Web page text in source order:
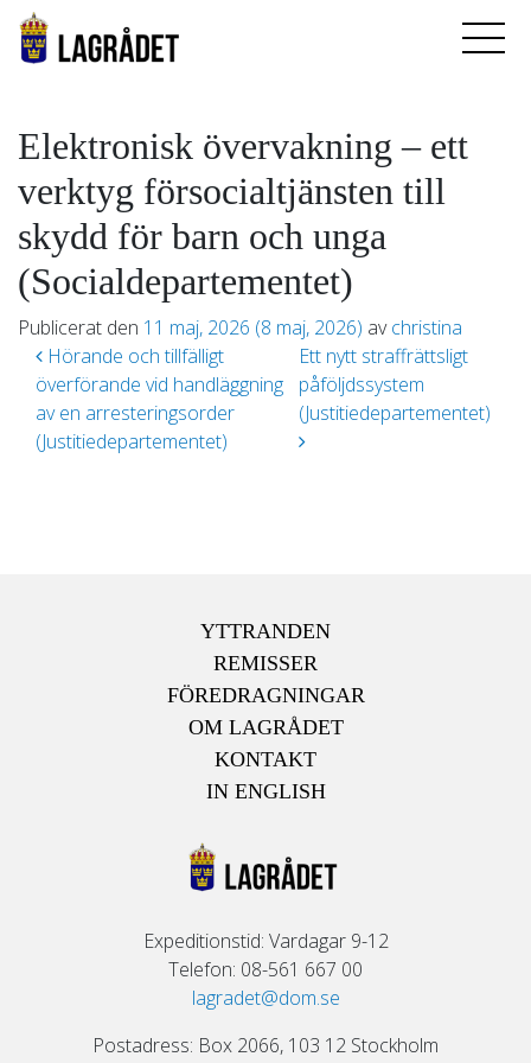
Elektronisk övervakning – ett
verktyg försocialtjänsten till
skydd för barn och unga
(Socialdepartementet)
Publicerat den 11 maj, 2026 (8 maj, 2026) av christina
Inläggsnavigering
Hörande och tillfälligt
överförande vid handläggning
av en arresteringsorder
(Justitiedepartementet)
Ett nytt straffrättsligt
påföljdssystem
(Justitiedepartementet)
YTTRANDEN
REMISSER
FÖREDRAGNINGAR
OM LAGRÅDET
KONTAKT
IN ENGLISH
Expeditionstid: Vardagar 9-12
Telefon: 08-561 667 00
lagradet@dom.se
Postadress: Box 2066, 103 12 Stockholm